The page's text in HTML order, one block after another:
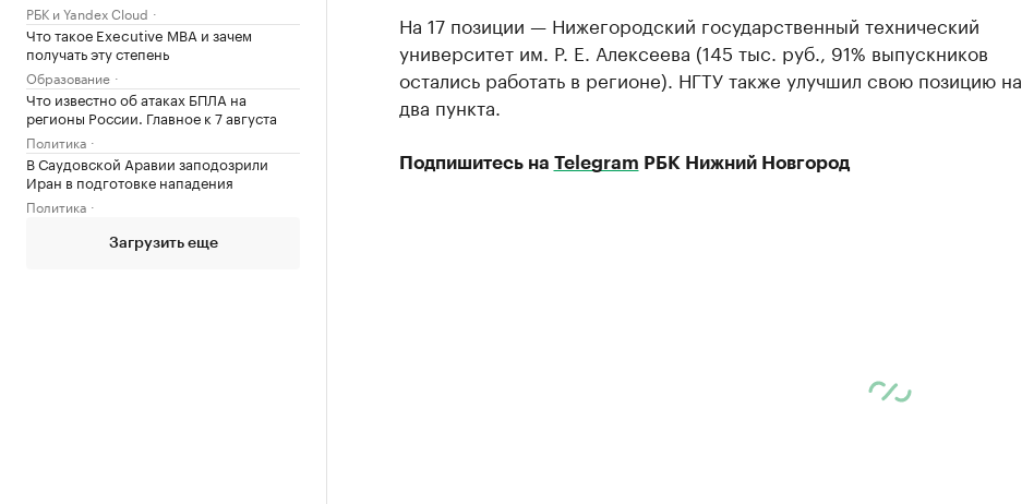
РБК и Yandex Cloud
Что такое Executive MBA и зачем
получать эту степень
Образование
Что известно об атаках БПЛА на
регионы России. Главное к 7 августа
Политика
В Саудовской Аравии заподозрили
Иран в подготовке нападения
Политика
Загрузить еще
На 17 позиции — Нижегородский государственный технический
университет им. Р. Е. Алексеева (145 тыс. руб., 91% выпускников
остались работать в регионе). НГТУ также улучшил свою позицию на
два пункта.
Подпишитесь на Telegram РБК Нижний Новгород